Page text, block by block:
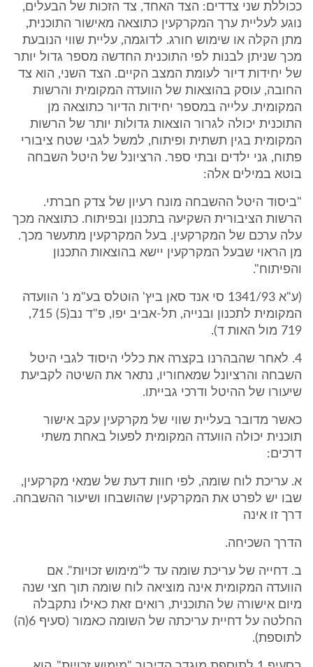
ככוללת שני צדדים: הצד האחד, צד הזכות של הבעלים,
נוגע לעליית ערך המקרקעין כתוצאה מאישור התוכנית,
מתן הקלה או שימוש חורג. לדוגמה, עליית שווי הנובעת
מכך שניתן לבנות לפי התוכנית החדשה מספר גדול יותר
של יחידות דיור לעומת המצב הקיים. הצד השני, הוא צד
החובה, עוסק בהוצאות של הוועדה המקומית והרשות
המקומית. עלייה במספר יחידות הדיור כתוצאה מן
התוכנית יכולה לגרור הוצאות גדולות יותר של הרשות
המקומית בגין תשתית ופיתוח, למשל לגבי שטח ציבורי
פתוח, גני ילדים ובתי ספר. הרציונל של היטל השבחה
בוטא במילים אלה:
"ביסוד היטל ההשבחה מונח רעיון של צדק חברתי.
הרשות הציבורית השקיעה בתכנון ובפיתוח. כתוצאה מכך
עלה ערכם של המקרקעין. בעל המקרקעין מתעשר מכך.
מן הראוי שבעל המקרקעין יישא בהוצאות התכנון
והפיתוח".
(ע"א 1341/93 סי אנד סאן ביץ' הוטלס בע"מ נ' הוועדה
המקומית לתכנון ובנייה, תל-אביב יפו, פ"ד נב(5) 715,
719 מול האות ד).
4. לאחר שהבהרנו בקצרה את כללי היסוד לגבי היטל
השבחה והרציונל שמאחוריו, נתאר את השיטה לקביעת
שיעורו של ההיטל ודרכי גבייתו.
כאשר מדובר בעליית שווי של מקרקעין עקב אישור
תוכנית יכולה הוועדה המקומית לפעול באחת משתי
דרכים:
א. עריכת לוח שומה, לפי חוות דעת של שמאי מקרקעין,
שבו יש לפרט את המקרקעין שהושבחו ושיעור ההשבחה.
דרך זו אינה
הדרך השכיחה.
ב. דחייה של עריכת שומה עד ל"מימוש זכויות". אם
הוועדה המקומית אינה מוציאה לוח שומה תוך חצי שנה
מיום אישורה של התוכנית, רואים זאת כאילו נתקבלה
החלטה על דחיית עריכתה של השומה כאמור (סעיף 6(ה)
לתוספת).